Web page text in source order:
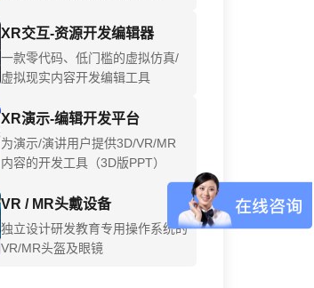
XR交互-资源开发编辑器
一款零代码、低门槛的虚拟仿真/
虚拟现实内容开发编辑工具
XR演示-编辑开发平台
为演示/演讲用户提供3D/VR/MR
内容的开发工具（3D版PPT）
VR / MR头戴设备
独立设计研发教育专用操作系统的
VR/MR头盔及眼镜